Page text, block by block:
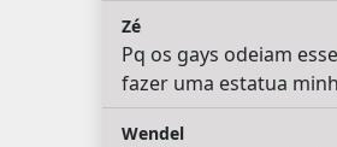
Zé
Pq os gays odeiam
fazer uma estatua
Wendel